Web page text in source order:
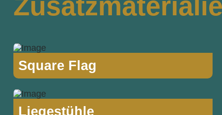
Square Flag
Liegestühle